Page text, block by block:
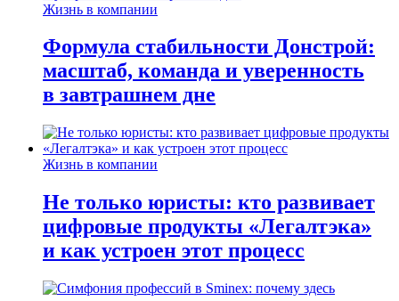
Жизнь в компании
Формула стабильности Донстрой:
масштаб, команда и уверенность
в завтрашнем дне
Жизнь в компании
Не только юристы: кто развивает
цифровые продукты «Легалтэка»
и как устроен этот процесс